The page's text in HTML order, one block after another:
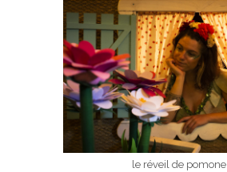
le réveil de pomone